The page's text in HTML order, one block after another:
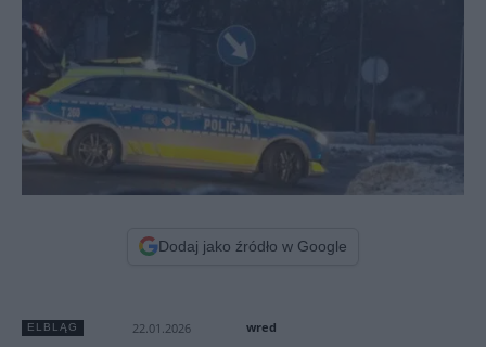
Dodaj jako źródło w Google
ELBLĄG 22.01.2026 wred